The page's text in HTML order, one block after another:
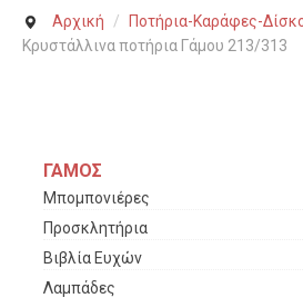
Αρχική / Ποτήρια-Καράφες-
Κρυστάλλινα ποτήρια Γάμου 213/313
ΓΑΜΟΣ
Μπομπονιέρες
Προσκλητήρια
Βιβλία Ευχών
Λαμπάδες